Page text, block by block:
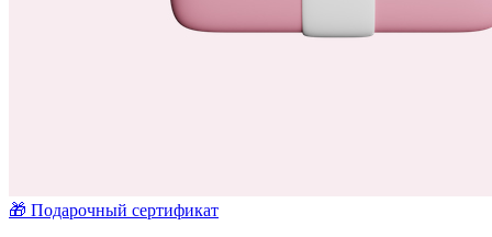
🎁 Подарочный сертификат